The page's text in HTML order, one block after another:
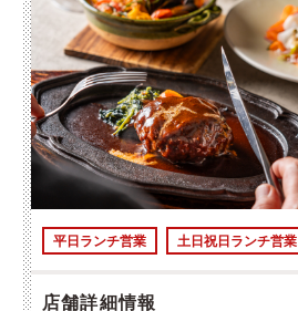
平日ランチ営業 土日祝日ランチ営業
店舗詳細情報